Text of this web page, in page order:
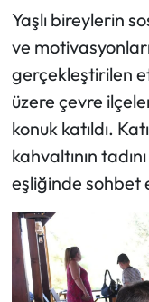
Yaşlı bireylerin
ve
gerçekleştirilen
üzere çevre
konuk katıldı.
kahvaltının
eşliğinde sohbet